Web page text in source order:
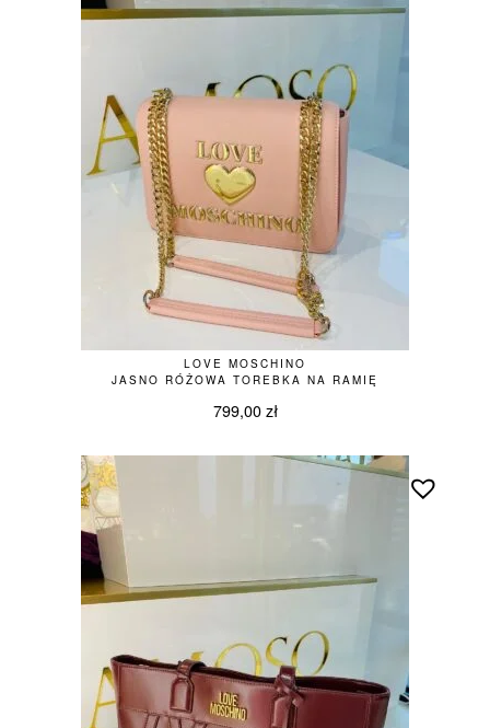
LOVE MOSCHINO
JASNO RÓŻOWA TOREBKA NA RAMIĘ
799,00 zł